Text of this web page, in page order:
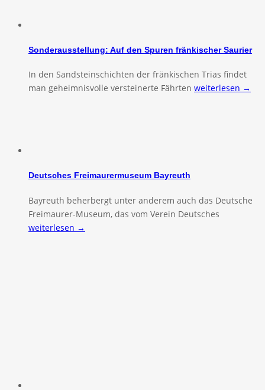
Sonderausstellung: Auf den Spuren fränkischer Saurier
In den Sandsteinschichten der fränkischen Trias findet
man geheimnisvolle versteinerte Fährten weiterlesen →
Deutsches Freimaurermuseum Bayreuth
Bayreuth beherbergt unter anderem auch das Deutsche
Freimaurer-Museum, das vom Verein Deutsches
weiterlesen →